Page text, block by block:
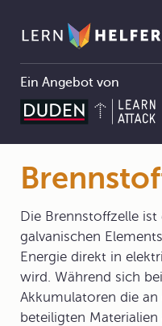
Ein Angebot von
3 Chemische Reaktion 3.2 Arten der chemischen Reaktionen
Die Brennstoffzelle ist
galvanischen
Energie direkt in
wird. Während sich
Akkumulatoren die
beteiligten